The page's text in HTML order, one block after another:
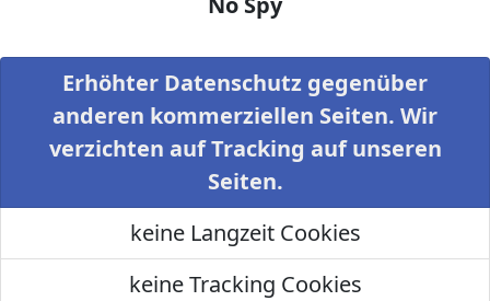
Erhöhter Datenschutz gegenüber
anderen kommerziellen Seiten. Wir
verzichten auf Tracking auf unseren
Seiten.
keine Langzeit Cookies
keine Tracking Cookies